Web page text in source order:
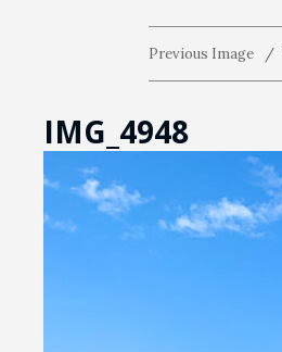
Previous Image
IMG_4948